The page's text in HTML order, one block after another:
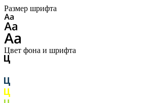
Размер шрифта
Цвет фона и шрифта